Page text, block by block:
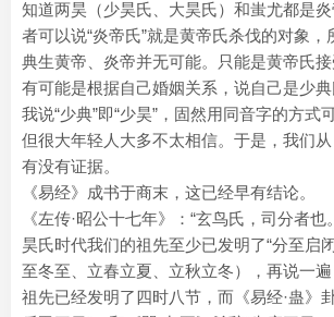
知道两昊（少昊氏、大昊氏）和蚩尤都是
者可以说“炎帝氏”就是黄帝氏杀伐的对象
典生黄帝、炎帝并无可能。只能是黄帝氏接
有可能是根据自己婚姻关系，说自己是少典
我说“少典”即“少昊”，固然用同音字的方式
但很大年轻人大多不太相信。于是，我们
有没有证据。
《易经》成书于商末，这已经早有结论。
《左传·昭公十七年》：“玄鸟氏，司分者
昊氏时代我们的祖先至少已发明了“分至启
至冬至、立春立夏、立秋立冬），再说一
祖先已经发明了四时八节，而《易经·蛊》